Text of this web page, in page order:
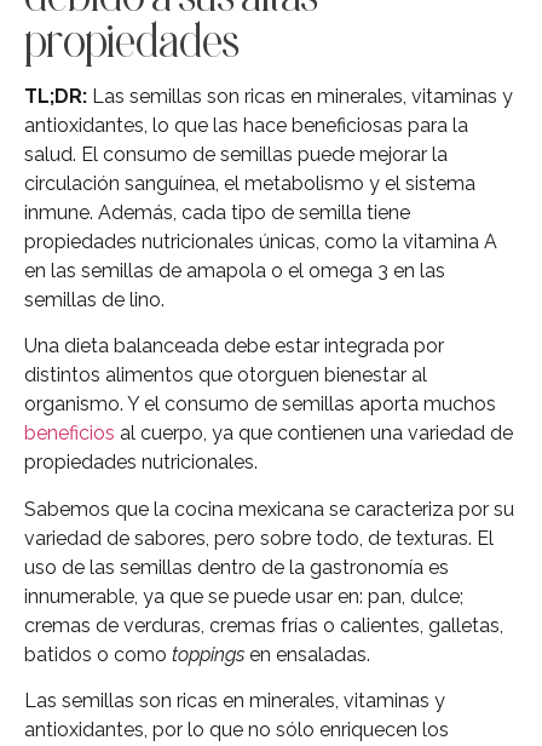
propiedades
TL;DR: Las semillas son ricas en minerales, vitaminas y
antioxidantes, lo que las hace beneficiosas para la
salud. El consumo de semillas puede mejorar la
circulación sanguínea, el metabolismo y el sistema
inmune. Además, cada tipo de semilla tiene
propiedades nutricionales únicas, como la vitamina A
en las semillas de amapola o el omega 3 en las
semillas de lino.
Una dieta balanceada debe estar integrada por
distintos alimentos que otorguen bienestar al
organismo. Y el consumo de semillas aporta muchos
beneficios al cuerpo, ya que contienen una variedad de
propiedades nutricionales.
Sabemos que la cocina mexicana se caracteriza por su
variedad de sabores, pero sobre todo, de texturas. El
uso de las semillas dentro de la gastronomía es
innumerable, ya que se puede usar en: pan, dulce;
cremas de verduras, cremas frías o calientes, galletas,
batidos o como toppings en ensaladas.
Las semillas son ricas en minerales, vitaminas y
antioxidantes, por lo que no sólo enriquecen los